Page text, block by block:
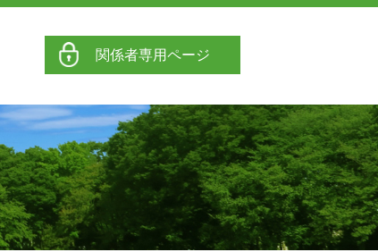
関係者専用ページ